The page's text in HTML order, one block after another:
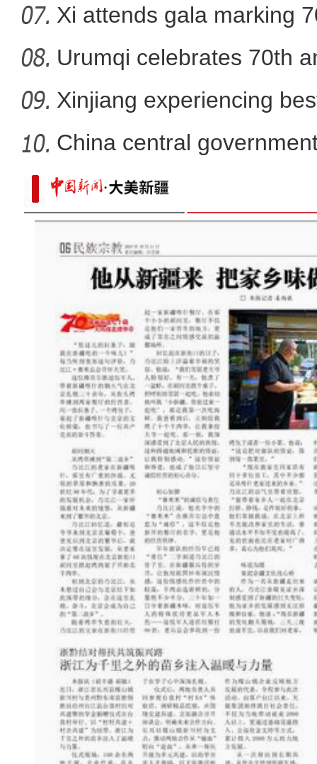
莎车4800亩榅桲喜获丰收 “金果
Xi attends gala marking
anniver
Urumqi celebrates 70th
Xinjiang experiencing
developm
China central
than